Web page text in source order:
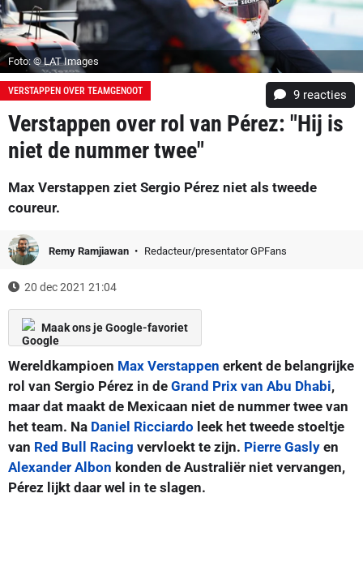
Foto: © LAT Images
VERSTAPPEN OVER TEAMGENOOT 9 reacties
Verstappen over rol van Pérez: "Hij is
niet de nummer twee"
Max Verstappen ziet Sergio Pérez niet als tweede
coureur.
Remy Ramjiawan Redacteur/presentator GPFans
20 dec 2021 21:04
Maak ons je Google-favoriet
Wereldkampioen Max Verstappen erkent de belangrijke
rol van Sergio Pérez in de Grand Prix van Abu Dhabi,
maar dat maakt de Mexicaan niet de nummer twee van
het team. Na Daniel Ricciardo leek het tweede stoeltje
van Red Bull Racing vervloekt te zijn. Pierre Gasly en
Alexander Albon konden de Australiër niet vervangen,
Pérez lijkt daar wel in te slagen.